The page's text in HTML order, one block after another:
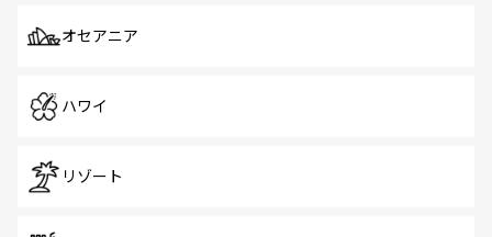
オセアニア
ハワイ
リゾート